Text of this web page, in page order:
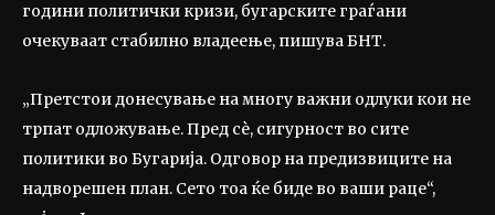
години политички кризи, бугарските граѓани
очекуваат стабилно владеење, пишува БНТ.
„Претстои донесување на многу важни одлуки кои не
трпат одложување. Пред сè, сигурност во сите
политики во Бугарија. Одговор на предизвиците на
надворешен план. Сето тоа ќе биде во ваши раце“,